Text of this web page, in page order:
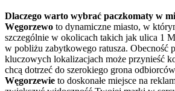
Dlaczego warto wybrać paczkomaty w
Węgorzewo to dynamiczne miasto, w
szczególnie w okolicach takich jak ulica 1
w pobliżu zabytkowego ratusza. Obecność
kluczowych lokalizacjach może przynieść
chcą dotrzeć do szerokiego grona
Węgorzewie to doskonałe miejsce na